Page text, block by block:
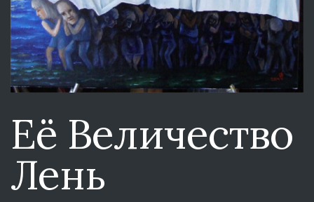
Её Величество
Лень